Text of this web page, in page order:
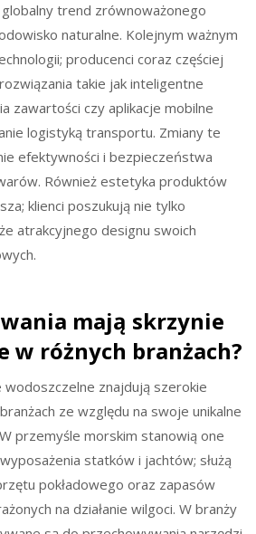
trend zrównoważonego
naturalne. Kolejnym ważnym
producenci coraz częściej
takie jak inteligentne
zawartości czy aplikacje mobilne
logistyką transportu. Zmiany te
efektywności i bezpieczeństwa
Również estetyka produktów
klienci poszukują nie tylko
atrakcyjnego designu swoich
mają skrzynie
w różnych branżach?
znajdują szerokie
ze względu na swoje unikalne
przemyśle morskim stanowią one
statków i jachtów; służą
pokładowego oraz zapasów
na działanie wilgoci. W branży